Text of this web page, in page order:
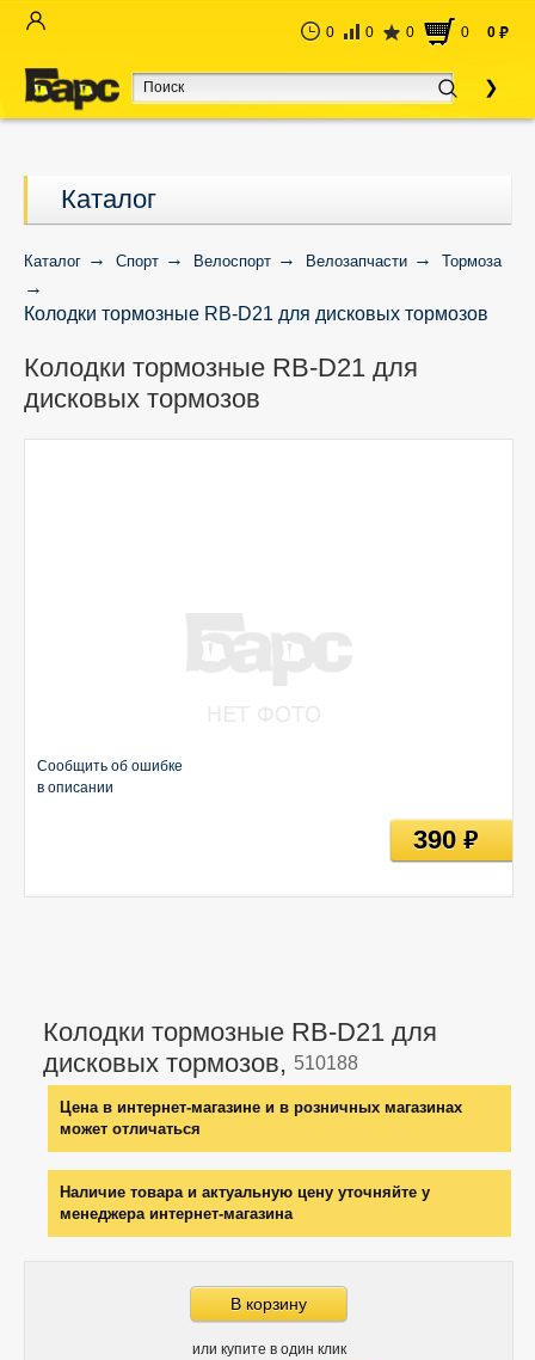
0 0 0 0 0 руб
Каталог
Каталог Спорт Велоспорт Велозапчасти Тормоза
Колодки тормозные RB-D21 для дисковых тормозов
Колодки тормозные RB-D21 для
дисковых тормозов
Колодки тормозные RB-D21 для
дисковых тормозов, 510188
Цена в интернет-магазине и в розничных магазинах
может отличаться
Наличие товара и актуальную цену уточняйте у
менеджера интернет-магазина
В корзину
или купите в один клик
Сообщить об ошибке
в описании
390руб